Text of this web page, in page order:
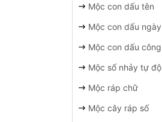
Mộc con dấu tên
Mộc con dấu
Mộc con dấu
Mộc số nhảy tự
Mộc ráp chữ
Mộc cây ráp số